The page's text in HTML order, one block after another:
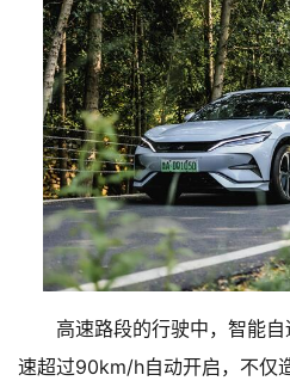
高速路段的行驶中，智能
速超过90km/h自动开启，不仅